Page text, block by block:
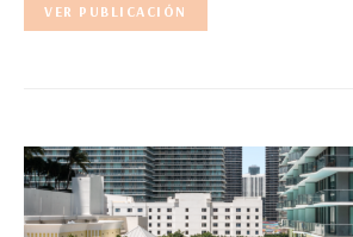
VER PUBLICACIÓN